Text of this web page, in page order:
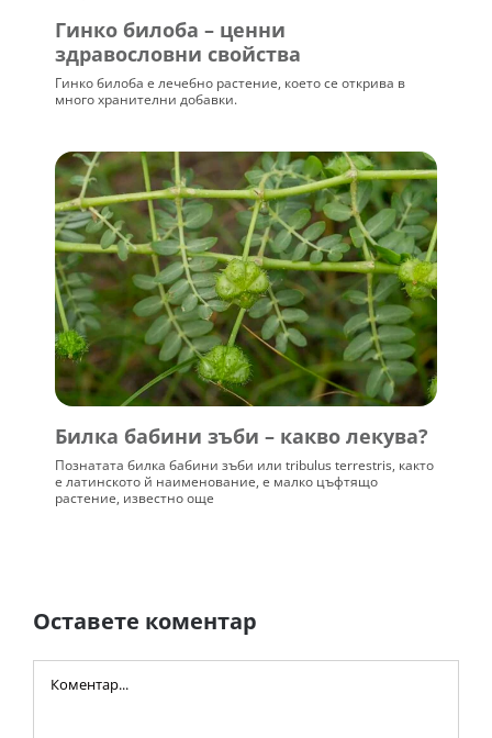
Гинко билоба – ценни
здравословни свойства
Гинко билоба е лечебно растение, което се открива в
много хранителни добавки.
Билка бабини зъби – какво лекува?
Познатата билка бабини зъби или tribulus terrestris, както
е латинското й наименование, е малко цъфтящо
растение, известно още
Оставете коментар